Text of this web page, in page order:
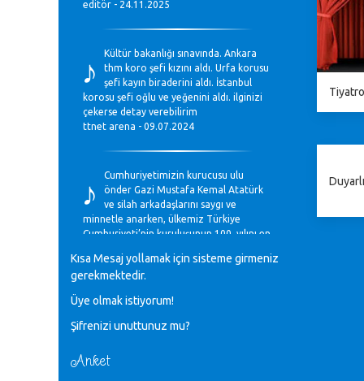
editör - 24.11.2025
♪
Kültür bakanlığı sınavında. Ankara
thm koro şefi kızını aldı. Urfa korusu
şefi kayın biraderini aldı. İstanbul
korosu şefi oğlu ve yeğenini aldı. ilginizi
çekerse detay verebilirim
ttnet arena - 09.07.2024
♪
Cumhuriyetimizin kurucusu ulu
önder Gazi Mustafa Kemal Atatürk
ve silah arkadaşlarını saygı ve
minnetle anarken, ülkemiz Türkiye
Cumhuriyeti’nin kuruluşunun 100. yılını en
Mavi Nota - 28.10.2023
♪
Müzik Bölümlerinin Eğitim
Gülşah Sargın Kaptaş - 28.10.2023
Kısa Mesaj yollamak için sisteme girmeniz
gerekmektedir.
Üye olmak istiyorum!
Şifrenizi unuttunuz mu?
Anket